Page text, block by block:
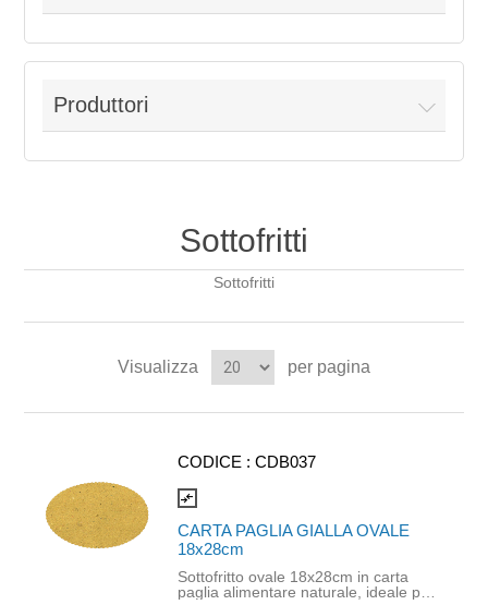
Produttori
Sottofritti
Sottofritti
Visualizza per pagina
CODICE :CDB037
compare_arrows
CARTA PAGLIA GIALLA OVALE
18x28cm
Sottofritto ovale 18x28cm in carta
paglia alimentare naturale, ideale per